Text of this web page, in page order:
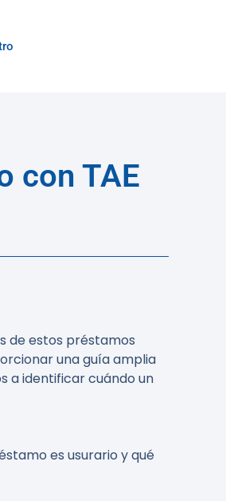
con TAE
de estos préstamos
una guía amplia
a identificar cuándo un
es usurario y qué